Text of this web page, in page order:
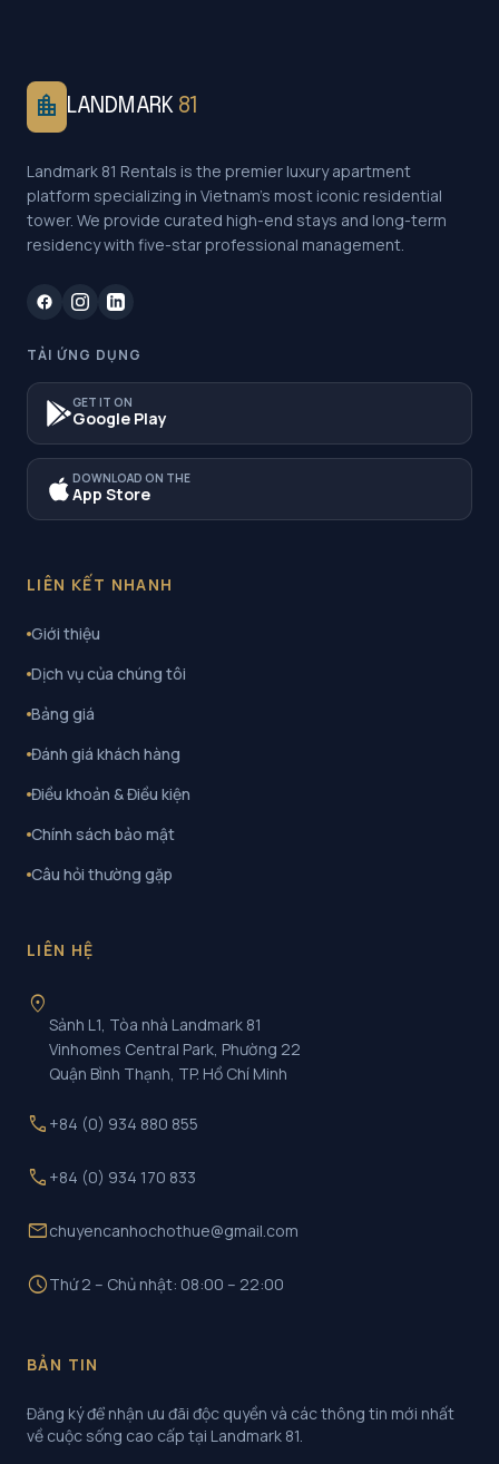
location_city LANDMARK 81
Landmark 81 Rentals is the premier luxury apartment
platform specializing in Vietnam's most iconic residential
tower. We provide curated high-end stays and long-term
residency with five-star professional management.
TẢI ỨNG DỤNG
GET IT ON
Google Play
DOWNLOAD ON THE
App Store
LIÊN KẾT NHANH
Giới thiệu
Dịch vụ của chúng tôi
Bảng giá
Đánh giá khách hàng
Điều khoản & Điều kiện
Chính sách bảo mật
Câu hỏi thường gặp
LIÊN HỆ
location_on
Sảnh L1, Tòa nhà Landmark 81
Vinhomes Central Park, Phường 22
Quận Bình Thạnh, TP. Hồ Chí Minh
call +84 (0) 934 880 855
call +84 (0) 934 170 833
mailchuyencanhochothue@gmail.com
scheduleThứ 2 – Chủ nhật: 08:00 – 22:00
BẢN TIN
Đăng ký để nhận ưu đãi độc quyền và các thông tin mới nhất
về cuộc sống cao cấp tại Landmark 81.